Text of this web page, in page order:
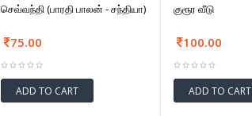
செவ்வந்தி (பாரதி பாலன் - சந்தியா)
75.00
ADD TO CART
குரூர வீடு
100.00
ADD TO CART